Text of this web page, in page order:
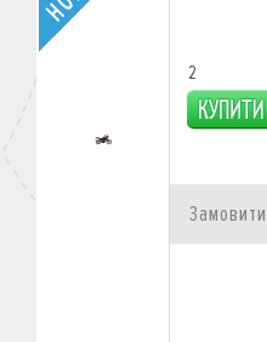
2
Замовити